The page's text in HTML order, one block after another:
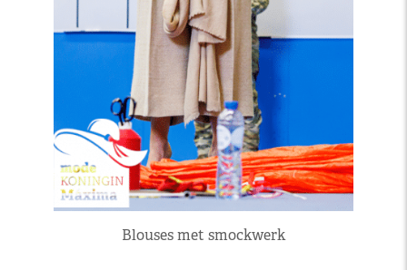
Blouses met smockwerk